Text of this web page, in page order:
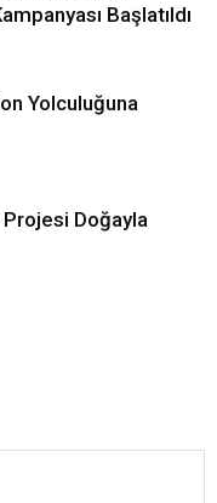
Başlatıldı
Yolculuğuna
Projesi Doğayla